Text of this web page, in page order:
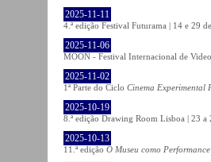
2025-11-11
4.ª edição Festival Futurama | 14 e 29
2025-11-06
MOON - Festival Internacional de
2025-11-02
1ª Parte do Ciclo Cinema Experimental
2025-10-19
8.ª edição Drawing Room Lisboa | 23 a
2025-10-13
11.ª edição O Museu como Performance